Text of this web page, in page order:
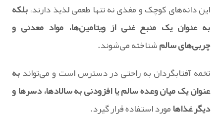
این دانه‌های کوچک و مغذی نه تنها طعمی لذیذ دارند،بلکه
به عنوان یک منبع غنی از ویتامین‌ها، مواد معدنی و
چربی‌های سالمشناخته می‌شوند.
تخمه آفتابگردان به راحتی در دسترس است و می‌تواندبه
عنوان یک میان وعده سالم یا افزودنی به سالادها، دسرها و
دیگر غذاهامورد استفاده قرار گیرد.